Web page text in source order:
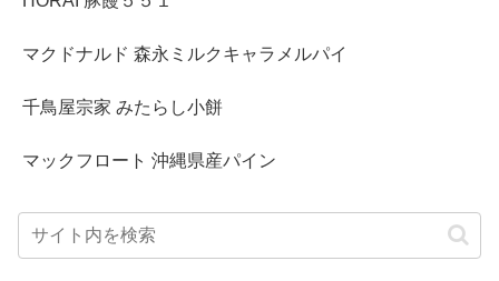
マクドナルド 森永ミルクキャラメルパイ
千鳥屋宗家 みたらし小餅
マックフロート 沖縄県産パイン